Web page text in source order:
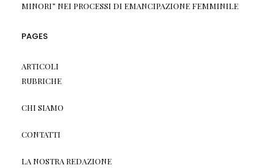
MINORI” NEI PROCESSI DI EMANCIPAZIONE FEMMINILE
PAGES
ARTICOLI
RUBRICHE
CHI SIAMO
CONTATTI
LA NOSTRA REDAZIONE